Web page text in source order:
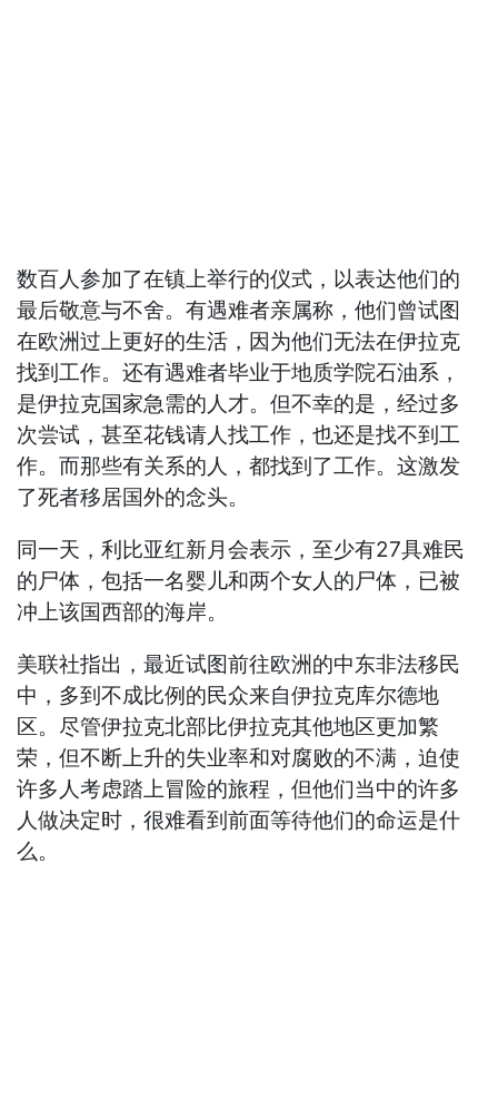
数百人参加了在镇上举行的仪式，以表达他们的
最后敬意与不舍。有遇难者亲属称，他们曾试图
在欧洲过上更好的生活，因为他们无法在伊拉克
找到工作。还有遇难者毕业于地质学院石油系，
是伊拉克国家急需的人才。但不幸的是，经过多
次尝试，甚至花钱请人找工作，也还是找不到工
作。而那些有关系的人，都找到了工作。这激发
了死者移居国外的念头。
同一天，利比亚红新月会表示，至少有27具难民
的尸体，包括一名婴儿和两个女人的尸体，已被
冲上该国西部的海岸。
美联社指出，最近试图前往欧洲的中东非法移民
中，多到不成比例的民众来自伊拉克库尔德地
区。尽管伊拉克北部比伊拉克其他地区更加繁
荣，但不断上升的失业率和对腐败的不满，迫使
许多人考虑踏上冒险的旅程，但他们当中的许多
人做决定时，很难看到前面等待他们的命运是什
么。